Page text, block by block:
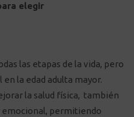
elegir
las etapas de la vida, pero
la edad adulta mayor.
la salud física, también
permitiendo